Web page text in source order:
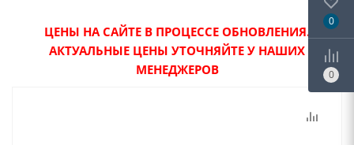
ЦЕНЫ НА САЙТЕ В ПРОЦЕССЕ ОБНОВЛЕНИЯ.
АКТУАЛЬНЫЕ ЦЕНЫ УТОЧНЯЙТЕ У НАШИХ
МЕНЕДЖЕРОВ
0
0